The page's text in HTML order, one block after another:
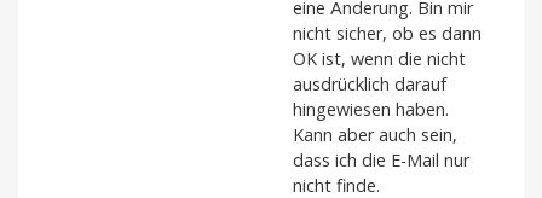
eine Änderung. Bin mir
nicht sicher, ob es dann
OK ist, wenn die nicht
ausdrücklich darauf
hingewiesen haben.
Kann aber auch sein,
dass ich die E-Mail nur
nicht finde.